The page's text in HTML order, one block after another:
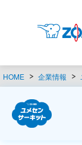
HOME 企業情報